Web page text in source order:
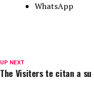
WhatsApp
UP NEXT
The Visiters te citan a